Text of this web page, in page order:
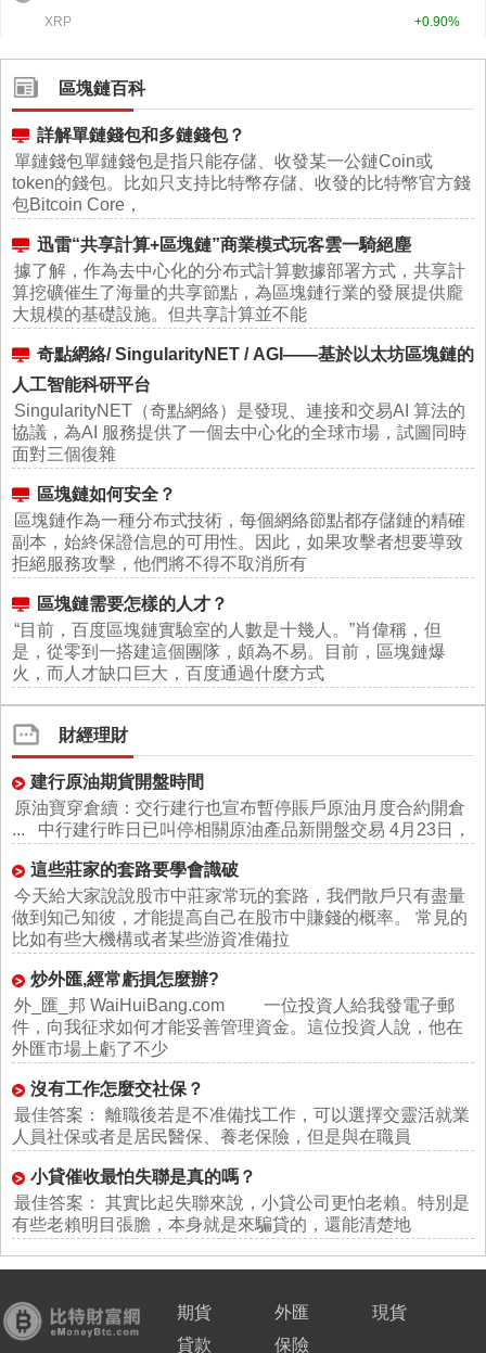
區塊鏈百科
詳解單鏈錢包和多鏈錢包？
單鏈錢包單鏈錢包是指只能存儲、收發某一公鏈Coin或
token的錢包。比如只支持比特幣存儲、收發的比特幣官方錢
包Bitcoin Core，
迅雷“共享計算+區塊鏈”商業模式玩客雲一騎絕塵
據了解，作為去中心化的分布式計算數據部署方式，共享計
算挖礦催生了海量的共享節點，為區塊鏈行業的發展提供龐
大規模的基礎設施。但共享計算並不能
奇點網絡/ SingularityNET / AGI——基於以太坊區塊鏈的
人工智能科研平台
SingularityNET（奇點網絡）是發現、連接和交易AI 算法的
協議，為AI 服務提供了一個去中心化的全球市場，試圖同時
面對三個復雜
區塊鏈如何安全？
區塊鏈作為一種分布式技術，每個網絡節點都存儲鏈的精確
副本，始終保證信息的可用性。因此，如果攻擊者想要導致
拒絕服務攻擊，他們將不得不取消所有
區塊鏈需要怎樣的人才？
“目前，百度區塊鏈實驗室的人數是十幾人。”肖偉稱，但
是，從零到一搭建這個團隊，頗為不易。目前，區塊鏈爆
火，而人才缺口巨大，百度通過什麼方式
財經理財
建行原油期貨開盤時間
原油寶穿倉續：交行建行也宣布暫停賬戶原油月度合約開倉
... 中行建行昨日已叫停相關原油產品新開盤交易 4月23日，
這些莊家的套路要學會識破
今天給大家說說股市中莊家常玩的套路，我們散戶只有盡量
做到知己知彼，才能提高自己在股市中賺錢的概率。 常見的
比如有些大機構或者某些游資准備拉
炒外匯,經常虧損怎麼辦?
外_匯_邦 WaiHuiBang.com 一位投資人給我發電子郵
件，向我征求如何才能妥善管理資金。這位投資人說，他在
外匯市場上虧了不少
沒有工作怎麼交社保？
最佳答案： 離職後若是不准備找工作，可以選擇交靈活就業
人員社保或者是居民醫保、養老保險，但是與在職員
小貸催收最怕失聯是真的嗎？
最佳答案： 其實比起失聯來說，小貸公司更怕老賴。特別是
有些老賴明目張膽，本身就是來騙貸的，還能清楚地
期貨 外匯
現貨
貸款
保險